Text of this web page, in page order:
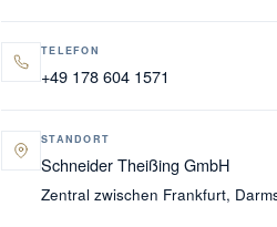
TELEFON
+49 178 604 1571
STANDORT
Schneider Theißing GmbH
Zentral zwischen Frankfurt,